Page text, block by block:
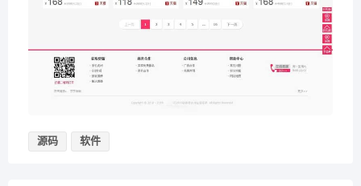
源码 软件